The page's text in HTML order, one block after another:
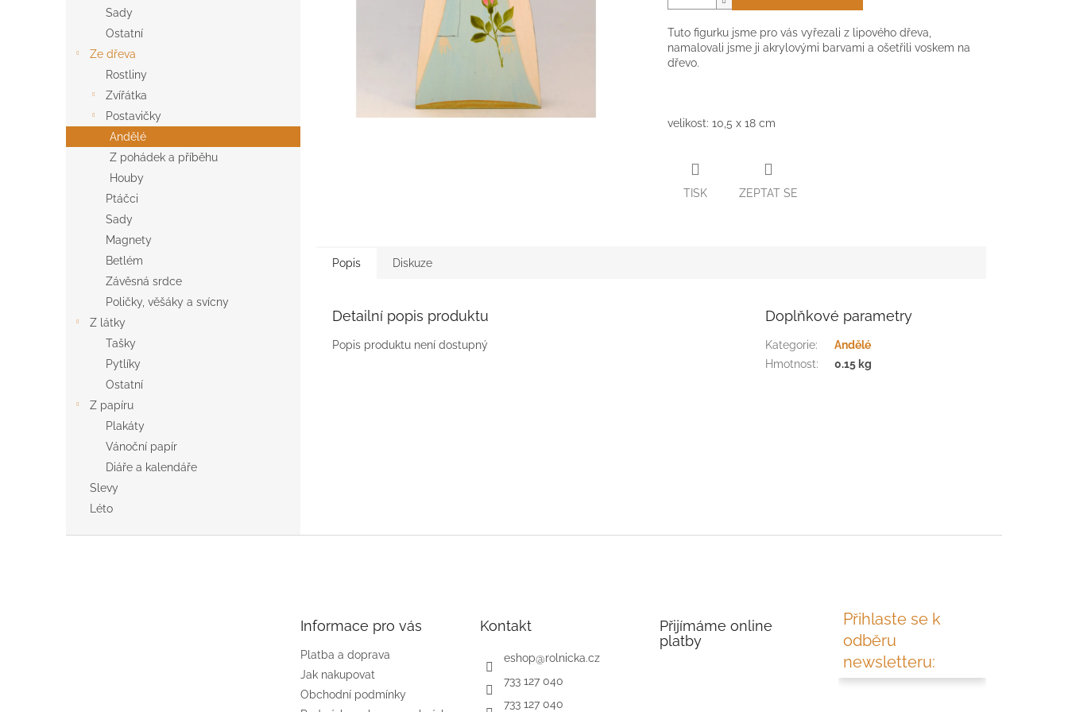
Sady
Ostatní
Ze dřeva
Rostliny
Zvířátka
Postavičky
Andělé
Z pohádek a příběhu
Houby
Ptáčci
Sady
Magnety
Betlém
Závěsná srdce
Poličky, věšáky a svícny
Z látky
Tašky
Pytlíky
Ostatní
Z papíru
Plakáty
Vánoční papír
Diáře a kalendáře
Slevy
Léto
Tuto figurku jsme pro vás vyřezali z lipového dřeva,
namalovali jsme ji akrylovými barvami a ošetřili voskem na
dřevo.
velikost: 10,5 x18 cm
TISK ZEPTAT SE
Popis Diskuze
Detailní popis produktu
Popis produktu není dostupný
Doplňkové parametry
Kategorie:
Andělé
Hmotnost: 0.15 kg
Informace pro vás
Platba a doprava
Jak nakupovat
Obchodní podmínky
Kontakt
eshop@rolnicka.cz
733 127 040
733 127 040
Přijímáme online
platby
Přihlaste se k
odběru
newsletteru: